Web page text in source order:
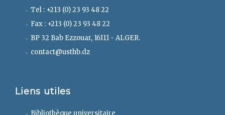
Tel : +213 (0) 23 93 48 22
Fax : +213 (0) 23 93 48 22
BP 32 Bab Ezzouar, 16111 - ALGER.
contact@usthb.dz
Liens utiles